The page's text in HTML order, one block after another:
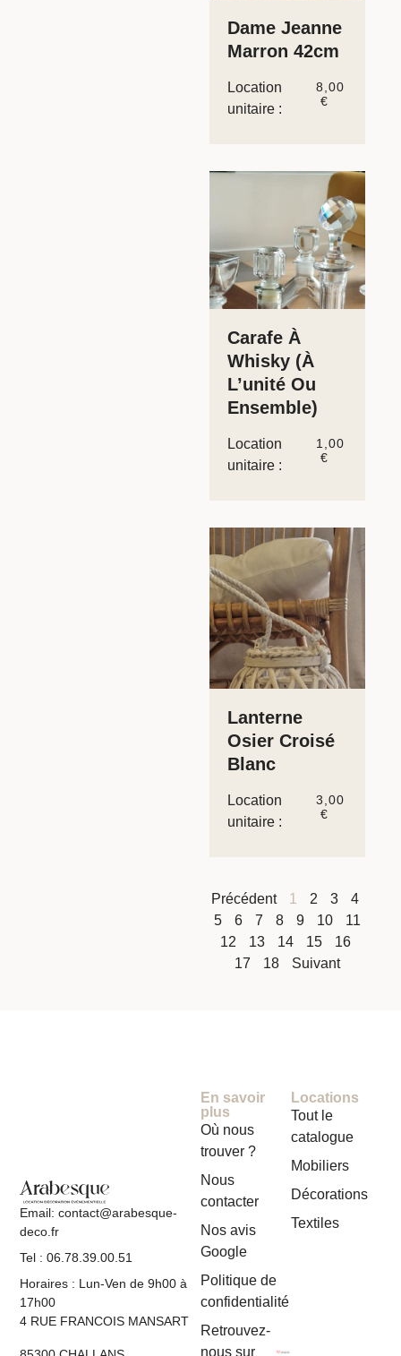
Dame Jeanne
Marron 42cm
Location
unitaire :
8,00
€
Carafe À
Whisky (à
L’unité Ou
Ensemble)
Location
unitaire :
1,00
€
Lanterne
Osier Croisé
Blanc
Location
unitaire :
3,00
€
Précédent 1 2 3
4
5
6 7 8 9 10
11
12
13 14 15
16
17
18 Suivant
Email: contact@arabesque-
deco.fr
Tel : 06.78.39.00.51
Horaires : Lun-Ven de 9h00 à
17h00
4 RUE FRANCOIS MANSART
Locations
Tout le
catalogue
Mobiliers
Décorations
Textiles
En savoir
plus
Où nous
trouver ?
Nous
contacter
Nos avis
Google
Politique de
confidentialité
Retrouvez-
nous sur